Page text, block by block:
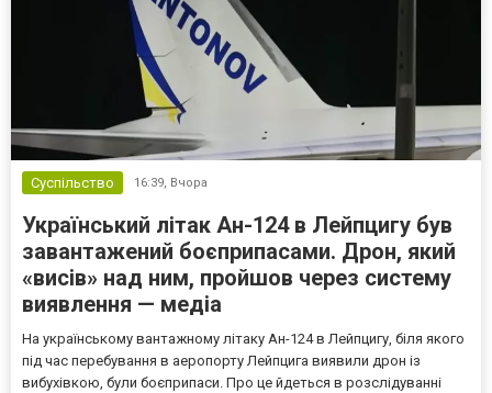
Суспільство 16:39, Вчора
Український літак Ан-124 в Лейпцигу був
завантажений боєприпасами. Дрон, який
«висів» над ним, пройшов через систему
виявлення — медіа
На українському вантажному літаку Ан-124 в Лейпцигу, біля якого
під час перебування в аеропорту Лейпцига виявили дрон із
вибухівкою, були боєприпаси. Про це йдеться в розслідуванні